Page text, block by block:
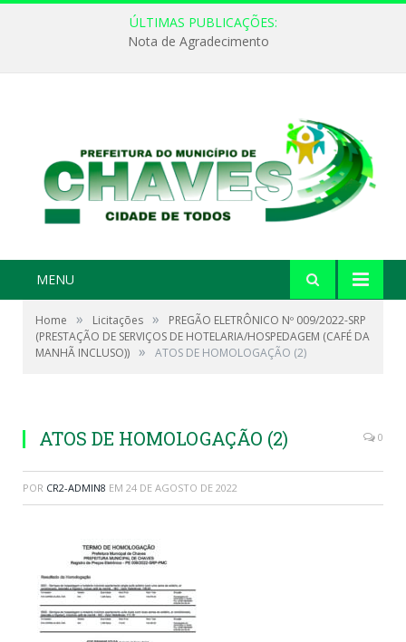
ÚLTIMAS PUBLICAÇÕES:
Nota de Agradecimento
MENU
Home » Licitações »
PREGÃO ELETRÔNICO Nº 009/2022-SRP
(PRESTAÇÃO DE SERVIÇOS DE HOTELARIA/HOSPEDAGEM (CAFÉ DA
MANHÃ INCLUSO)) » ATOS DE HOMOLOGAÇÃO (2)
ATOS DE HOMOLOGAÇÃO (2) 0
POR CR2-ADMIN8 EM 24 DE AGOSTO DE 2022